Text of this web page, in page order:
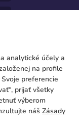
analytické účely a
na profile
preferencie
prijať všetky
výberom
náš Zásady